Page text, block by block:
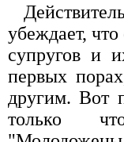
убеждает,
супругов и
первых
другим. Вот
только